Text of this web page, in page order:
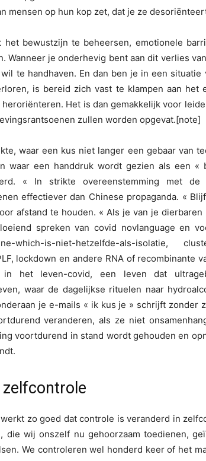
mensen op hun kop zet, dat je ze
bewustzijn te beheersen, emotionele
Wanneer je onderhevig bent aan dit verlies
te handhaven. En dan ben je in een situatie
is bereid zich vast te klampen aan het
Het is dan gemakkelijk voor
zullen worden opgevat.[note]
waar een kus niet langer een gebaar van
waar een handdruk wordt gezien als een «
« In strikte overeenstemming met de
effectiever dan Chinese propaganda. «
afstand te houden. « Als je van je
spreken van covid novlanguage en
which-is-niet-hetzelfde-als-isolatie,
lockdown en andere RNA of recombinante
in het leven-covid, een leven dat
waar de dagelijkse rituelen naar
je e-mails « ik kus je » schrijft zonder
veranderen, als ze niet
voortdurend in stand wordt gehouden en
zo goed dat controle is veranderd in
die wij onszelf nu gehoorzaam toedienen,
We controleren wel honderd keer of het